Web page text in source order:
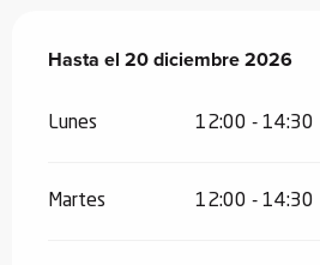
Del6 enero 2026al20
Hasta el 20 diciembre 2026
Lunes 12:00 - 14:30
Martes 12:00 - 14:30